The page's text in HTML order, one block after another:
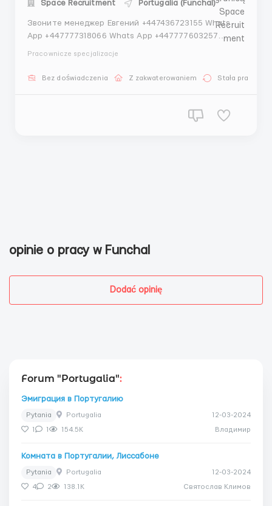
Space Recruitment Portugalia (Funchal)
Звоните менеджер Евгений +447436723155 Whats
App +447777318066 Whats App +447777603257
ЗП) - работа в темпе - разговорный русский 📆
Pracownicze specjalizacje
Bez doświadczenia Z zakwaterowaniem Stała praca
opinie o pracy w Funchal
Dodać opinię
Forum "Portugalia":
Эмиграция в Португалию
Pytania Portugalia 12-03-2024
1 1 154.5K Владимир
Комната в Португалии, Лиссабоне
Pytania Portugalia 12-03-2024
4 2 138.1K Святослав Климов